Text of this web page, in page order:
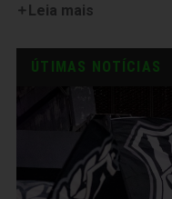
Leia mais
ÚTIMAS NOTÍCIAS